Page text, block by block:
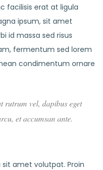
facilisis erat at ligula
ipsum, sit amet
id massa sed risus
fermentum sed lorem
condimentum ornare
rutrum vel, dapibus eget
et accumsan ante.
amet volutpat. Proin